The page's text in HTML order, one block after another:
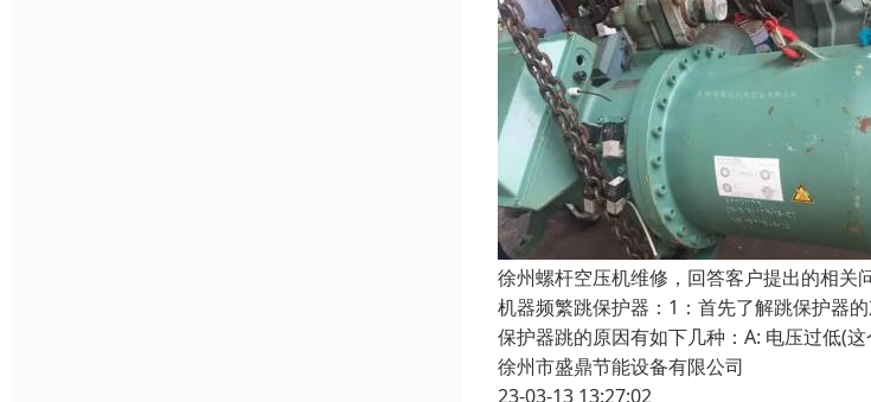
徐州螺杆空压机维修，回答客户提出的相关
机器频繁跳保护器：1：首先了解跳保护器
保护器跳的原因有如下几种：A: 电压过低(
徐州市盛鼎节能设备有限公司
23-03-13 13:27:02